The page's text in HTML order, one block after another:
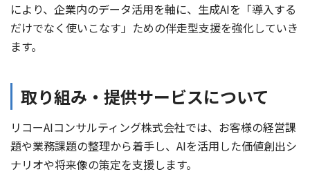
により、企業内のデータ活用を軸に、生成AIを「導入する
だけでなく使いこなす」ための伴走型支援を強化していき
ます。
取り組み・提供サービスについて
リコーAIコンサルティング株式会社では、お客様の経営課
題や業務課題の整理から着手し、AIを活用した価値創出シ
ナリオや将来像の策定を支援します。